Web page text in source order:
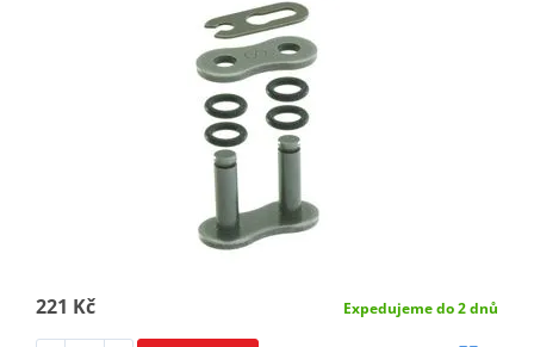
221 Kč Expedujeme do 2 dnů